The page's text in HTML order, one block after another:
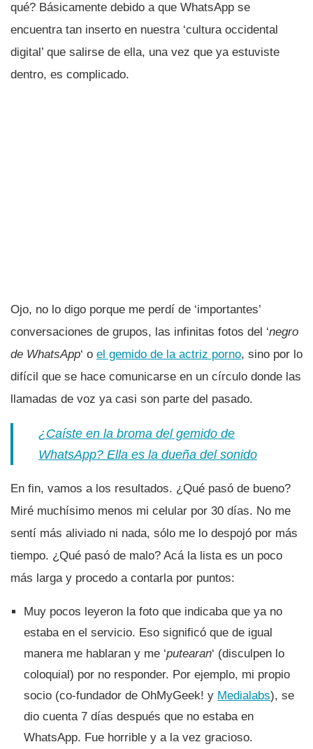
qué? Básicamente debido a que WhatsApp se
encuentra tan inserto en nuestra ‘cultura occidental
digital’ que salirse de ella, una vez que ya estuviste
dentro, es complicado.
Ojo, no lo digo porque me perdí­ de ‘importantes’
conversaciones de grupos, las infinitas fotos del ‘negro
de WhatsApp‘ o el gemido de la actriz porno, sino por lo
difí­cil que se hace comunicarse en un cí­rculo donde las
llamadas de voz ya casi son parte del pasado.
¿Caí­ste en la broma del gemido de
WhatsApp? Ella es la dueña del sonido
En fin, vamos a los resultados. ¿Qué pasó de bueno?
Miré muchí­simo menos mi celular por 30 dí­as. No me
sentí­ más aliviado ni nada, sólo me lo despojó por más
tiempo. ¿Qué pasó de malo? Acá la lista es un poco
más larga y procedo a contarla por puntos:
Muy pocos leyeron la foto que indicaba que ya no
estaba en el servicio. Eso significó que de igual
manera me hablaran y me ‘putearan‘ (disculpen lo
coloquial) por no responder. Por ejemplo, mi propio
socio (co-fundador de OhMyGeek! y Medialabs), se
dio cuenta 7 dí­as después que no estaba en
WhatsApp. Fue horrible y a la vez gracioso.